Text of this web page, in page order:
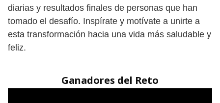
diarias y resultados finales de personas que han
tomado el desafío. Inspírate y motívate a unirte a
esta transformación hacia una vida más saludable y
feliz.
Ganadores del Reto